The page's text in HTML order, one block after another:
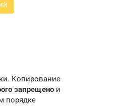
Копирование
запрещено и
порядке